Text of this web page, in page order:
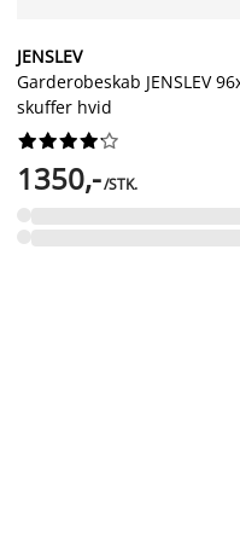
JENSLEV
Garderobeskab JENSLEV
skuffer hvid






1350,-/STK.